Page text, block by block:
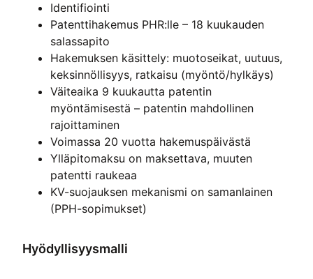
Identifiointi
Patenttihakemus PHR:lle – 18 kuukauden
salassapito
Hakemuksen käsittely: muotoseikat, uutuus,
keksinnöllisyys, ratkaisu (myöntö/hylkäys)
Väiteaika 9 kuukautta patentin
myöntämisestä – patentin mahdollinen
rajoittaminen
Voimassa 20 vuotta hakemuspäivästä
Ylläpitomaksu on maksettava, muuten
patentti raukeaa
KV-suojauksen mekanismi on samanlainen
(PPH-sopimukset)
Hyödyllisyysmalli